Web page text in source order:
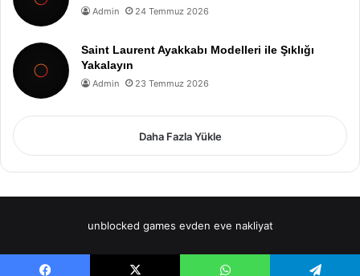
Admin 24 Temmuz 2026
Saint Laurent Ayakkabı Modelleri ile Şıklığı
Yakalayın
Admin 23 Temmuz 2026
Daha Fazla Yükle
unblocked games evden eve nakliyat